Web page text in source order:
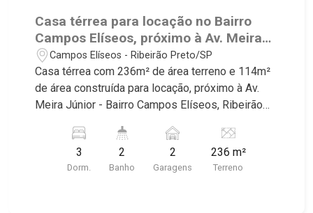
Casa térrea para locação no Bairro
Campos Elíseos, próximo à Av. Meira
Júnior - Ribeirão Preto/SP.
Campos Elíseos - Ribeirão Preto/SP
Casa térrea com 236m² de área terreno e 114m²
de área construída para locação, próximo à Av.
Meira Júnior - Bairro Campos Elíseos, Ribeirão
imóvel que a Martinelli Imobiliária selecionou
para você: - 236m² de área terreno e 114m² de
área construída - 3 dormitórios - Banheiro social -
3
Dorm.
2
Banho
2
Garagens
236 m²
Terreno